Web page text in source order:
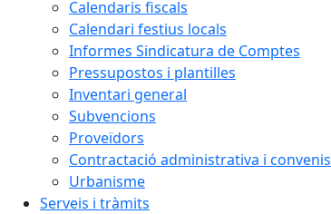
Calendaris fiscals
Calendari festius locals
Informes Sindicatura de Comptes
Pressupostos i plantilles
Inventari general
Subvencions
Proveïdors
Contractació administrativa i convenis
Urbanisme
Serveis i tràmits